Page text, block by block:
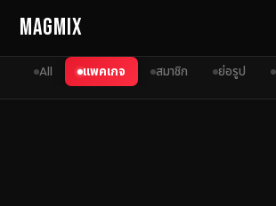
MagMix
All แพคเกจ สมาชิก ย่อรูป